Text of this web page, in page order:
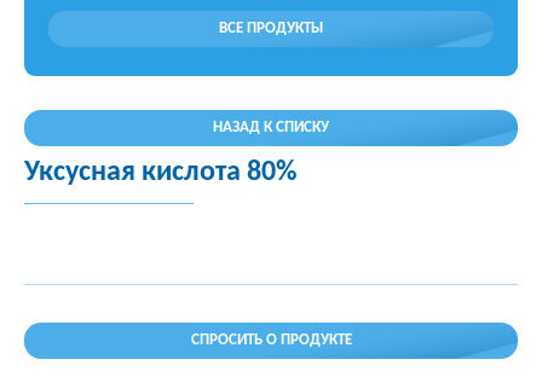
ВСЕ ПРОДУКТЫ
НАЗАД К СПИСКУ
Уксусная кислота 80%
СПРОСИТЬ О ПРОДУКТЕ